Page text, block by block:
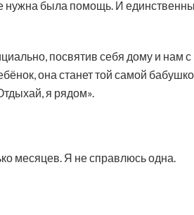
нужна была помощь. И
посвятив себя дому и нам с
она станет той самой
я рядом».
месяцев. Я не справлюсь одна.